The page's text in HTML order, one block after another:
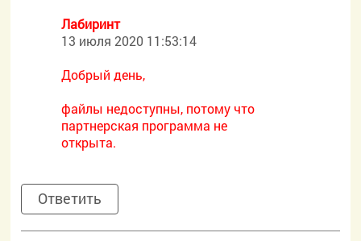
Лабиринт
13 июля 2020 11:53:14
Добрый день,
файлы недоступны, потому что
партнерская программа не
открыта.
Ответить